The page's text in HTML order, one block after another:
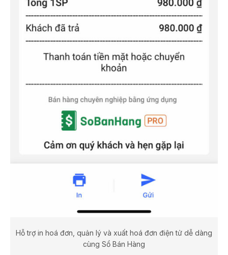
Hỗ trợ in hoá đơn, quản lý và xuất hoá đơn điện tử dễ dàng
cùng Sổ Bán Hàng